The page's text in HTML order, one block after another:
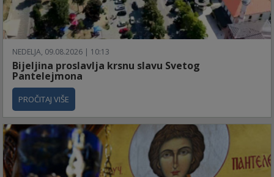
NEDELJA, 09.08.2026 | 10:13
Bijeljina proslavlja krsnu slavu Svetog
Pantelejmona
PROČITAJ VIŠE